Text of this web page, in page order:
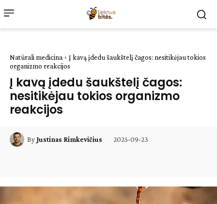
Natūrali medicina
Į kavą įdedu šaukštelį čagos: nesitikėjau tokios
organizmo reakcijos
Į kavą įdedu šaukštelį čagos:
nesitikėjau tokios organizmo
reakcijos
ByJustinas Rimkevičius 2025-09-23